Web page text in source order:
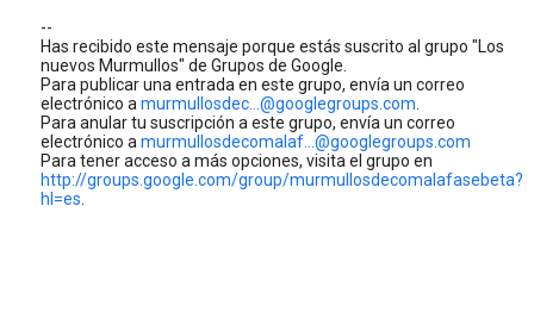
--
Has recibido este mensaje porque estás suscrito al grupo "Los
nuevos Murmullos" de Grupos de Google.
Para publicar una entrada en este grupo, envía un correo
electrónico a murmullosdec...@googlegroups.com
Para anular tu suscripción a este grupo, envía un correo
electrónico a murmullosdecomalaf...@googlegroups.com
Para tener acceso a más opciones, visita el grupo en
http://groups.google.com/group/murmullosdecomalafasebeta?
hl=es